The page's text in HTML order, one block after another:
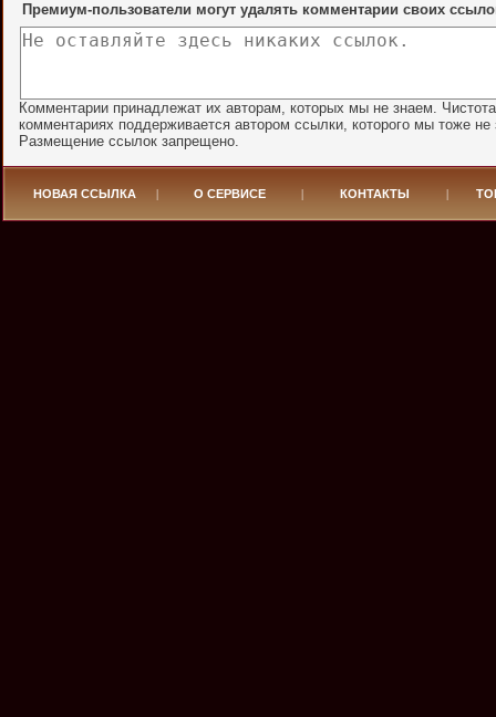
Премиум-пользователи могут удалять комментарии своих
Комментарии принадлежат их авторам, которых мы не знаем.
комментариях поддерживается автором ссылки, которого мы тоже не
Размещение ссылок запрещено.
НОВАЯ ССЫЛКА О СЕРВИСЕ КОНТАКТЫ